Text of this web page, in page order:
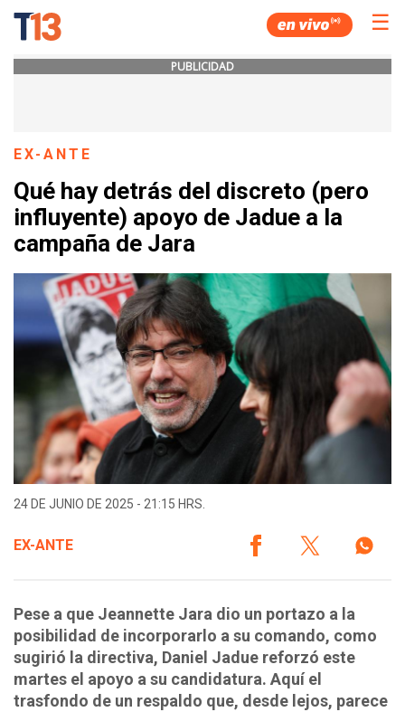
☰
PUBLICIDAD
EX-ANTE
Qué hay detrás del discreto (pero
influyente) apoyo de Jadue a la
campaña de Jara
24 DE JUNIO DE 2025 - 21:15 HRS.
EX-ANTE
Pese a que Jeannette Jara dio un portazo a la
posibilidad de incorporarlo a su comando, como
sugirió la directiva, Daniel Jadue reforzó este
martes el apoyo a su candidatura. Aquí el
trasfondo de un respaldo que, desde lejos, parece